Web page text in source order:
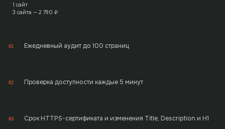
1 сайт
3 сайта — 2 790 ₽
01 Ежедневный аудит до 100 страниц
02 Проверка доступности каждые 5 минут
03 Срок HTTPS-сертификата и изменения Title, Description и H1